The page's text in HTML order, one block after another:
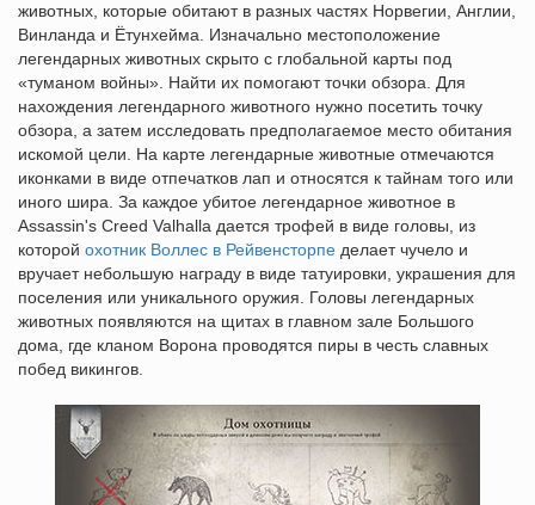
животных, которые обитают в разных частях Норвегии, Англии,
Винланда и Ётунхейма. Изначально местоположение
легендарных животных скрыто с глобальной карты под
«туманом войны». Найти их помогают точки обзора. Для
нахождения легендарного животного нужно посетить точку
обзора, а затем исследовать предполагаемое место обитания
искомой цели. На карте легендарные животные отмечаются
иконками в виде отпечатков лап и относятся к тайнам того или
иного шира. За каждое убитое легендарное животное в
Assassin's Creed Valhalla дается трофей в виде головы, из
которой охотник Воллес в Рейвенсторпе делает чучело и
вручает небольшую награду в виде татуировки, украшения для
поселения или уникального оружия. Головы легендарных
животных появляются на щитах в главном зале Большого
дома, где кланом Ворона проводятся пиры в честь славных
побед викингов.